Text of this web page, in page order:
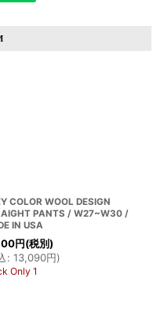
COLOR WOOL DESIGN
PANTS / W27~W30 /
IN USA
円(税別)
: 13,090円)
Only 1